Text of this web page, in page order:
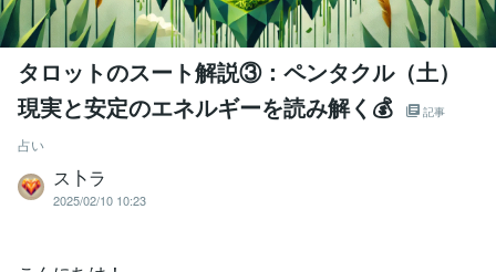
タロットのスート解説③：ペンタクル（土）
現実と安定のエネルギーを読み解く💰
記事
占い
ス卜ラ
2025/02/10 10:23